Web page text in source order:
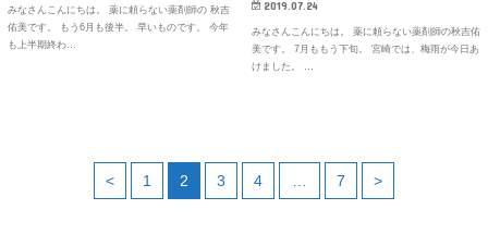
2019.07.24
みなさんこんにちは。 薬に頼らない薬剤師の秋吉佑
美です。 7月ももう下旬。 宮崎では、梅雨が今日あ
けました。 …
みなさんこんにちは。 薬に頼らない薬剤師の 秋吉
佑美です。 もう6月も後半。 早いものです。 今年
も上半期終わ…
< 1 2 3 4 7 >